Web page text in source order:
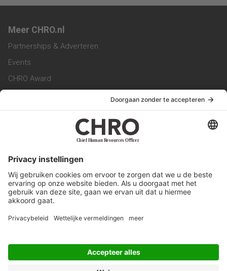
Meer CHRO.nl
Partnerships & Adverteren
Events
CHRO Award
CHRO Magazine
Service & Contact
Werken bij ons
Privacy Statement
Algemene Voorwaarden